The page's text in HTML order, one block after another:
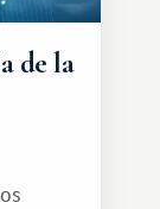
de la